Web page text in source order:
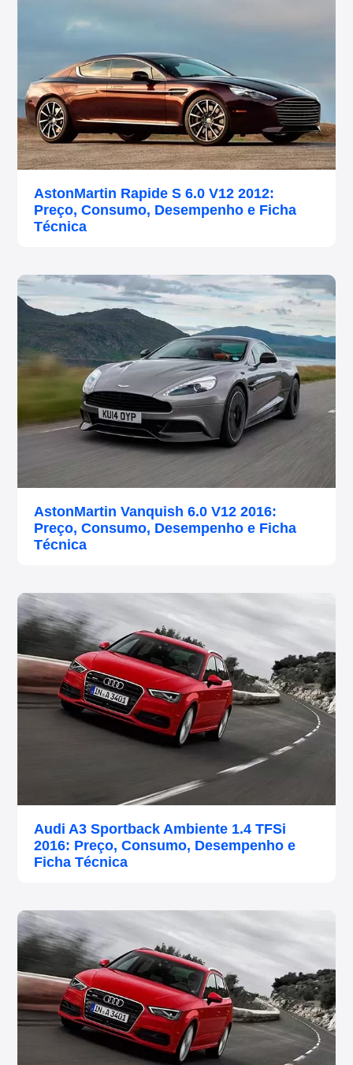
AstonMartin Rapide S 6.0 V12 2012:
Preço, Consumo, Desempenho e Ficha
Técnica
AstonMartin Vanquish 6.0 V12 2016:
Preço, Consumo, Desempenho e Ficha
Técnica
Audi A3 Sportback Ambiente 1.4 TFSi
2016: Preço, Consumo, Desempenho e
Ficha Técnica